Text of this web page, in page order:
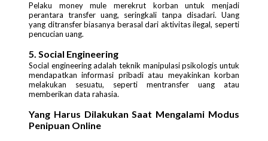
Pelaku money mule merekrut korban untuk menjadi
perantara transfer uang, seringkali tanpa disadari. Uang
yang ditransfer biasanya berasal dari aktivitas ilegal, seperti
pencucian uang.
5. Social Engineering
Social engineering adalah teknik manipulasi psikologis untuk
mendapatkan informasi pribadi atau meyakinkan korban
melakukan sesuatu, seperti mentransfer uang atau
memberikan data rahasia.
Yang Harus Dilakukan Saat Mengalami Modus
Penipuan Online